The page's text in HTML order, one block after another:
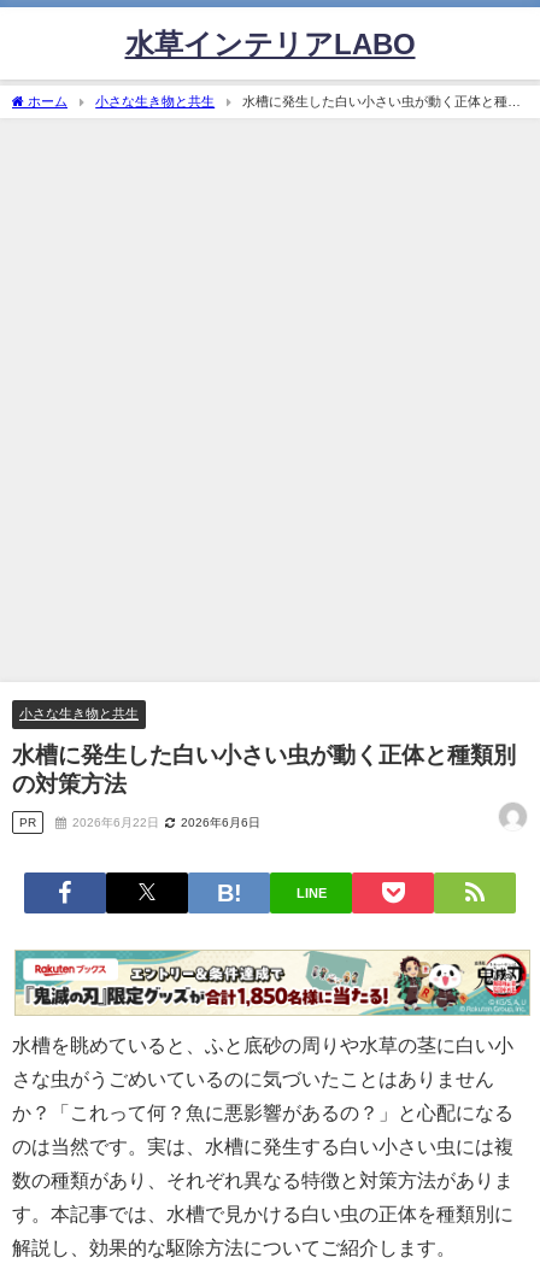
水草インテリアLABO
ホーム 小さな生き物と共生
水槽に発生した白い小さい虫が動く正体と種類
別の対策方法
小さな生き物と共生
水槽に発生した白い小さい虫が動く正体と種類別
の対策方法
PR 2026年6月22日 2026年6月6日
LINE
水槽を眺めていると、ふと底砂の周りや水草の茎に白い小
さな虫がうごめいているのに気づいたことはありません
か？「これって何？魚に悪影響があるの？」と心配になる
のは当然です。実は、水槽に発生する白い小さい虫には複
数の種類があり、それぞれ異なる特徴と対策方法がありま
す。本記事では、水槽で見かける白い虫の正体を種類別に
解説し、効果的な駆除方法についてご紹介します。